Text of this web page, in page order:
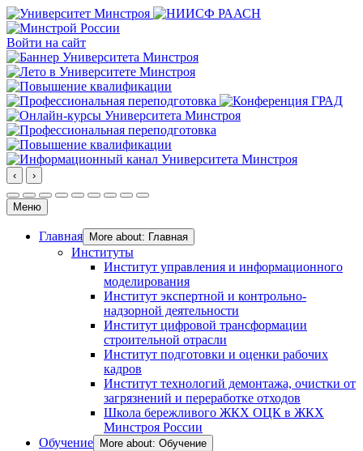
Войти на сайт
‹ ›
Меню
Главная More about: Главная
Институты
Институт управления и информационного
моделирования
Институт экспертной и контрольно-
надзорной деятельности
Институт цифровой трансформации
строительной отрасли
Институт подготовки и оценки рабочих
кадров
Институт технологий демонтажа, очистки от
загрязнений и переработке отходов
Школа бережливого ЖКХ ОЦК в ЖКХ
Минстроя России
Обучение
More about: Обучение